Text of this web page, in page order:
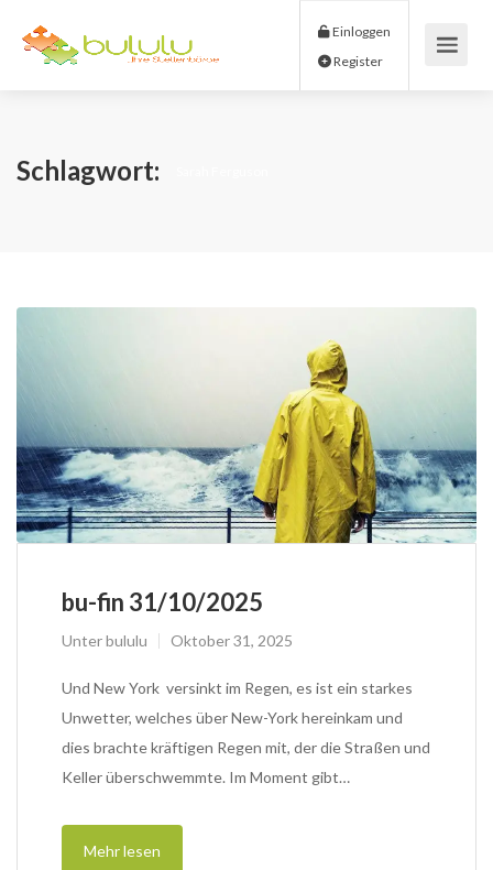
Einloggen
Schlagwort:
bu-fin 31/10/2025
Unterbululu Oktober 31, 2025
Und New York versinkt im Regen, es ist ein starkes
Unwetter, welches über New-York hereinkam und
dies brachte kräftigen Regen mit, der die Straßen und
Keller überschwemmte. Im Moment gibt…
Mehr lesen